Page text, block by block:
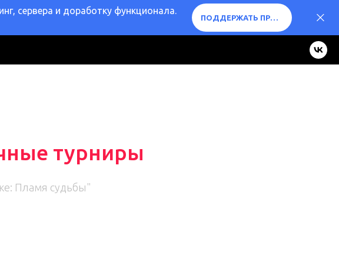
сервера и доработку функционала.
ПОДДЕРЖАТЬ ПРОЕКТ ❤️
турниры
Пламя судьбы"